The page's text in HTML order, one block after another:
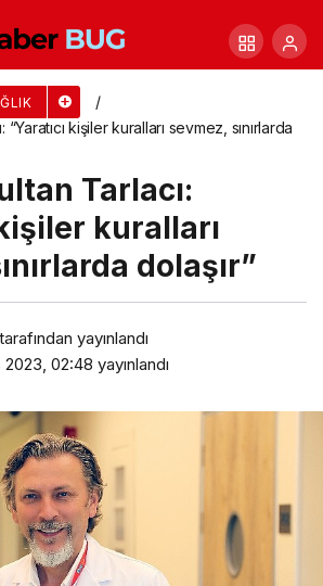
“Yaratıcı kişiler kuralları sevmez, sınırlarda
Tarlacı:
kuralları
dolaşır”
tarafından yayınlandı
02:48 yayınlandı
riskini arttırıyor